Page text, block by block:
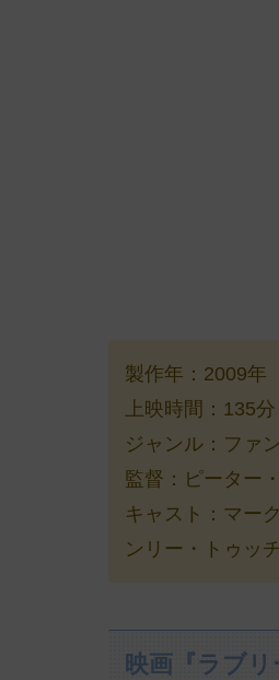
製作年：2009年
上映時間：135分
ジャンル：ファ
監督：ピーター
キャスト：マー
ンリー・トゥッ
映画『ラブリ